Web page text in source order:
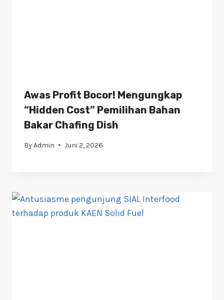
Awas Profit Bocor! Mengungkap
“Hidden Cost” Pemilihan Bahan
Bakar Chafing Dish
ByAdmin Juni 2, 2026